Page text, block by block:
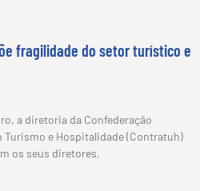
fragilidade do setor turístico e
a diretoria da Confederação
Turismo e Hospitalidade (Contratuh)
os seus diretores,